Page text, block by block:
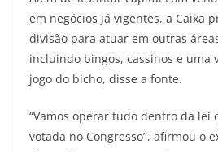
em negócios já vigentes, a Caixa
divisão para atuar em outras
incluindo bingos, cassinos e uma
jogo do bicho, disse a fonte.
“Vamos operar tudo dentro da lei
votada no Congresso”, afirmou o